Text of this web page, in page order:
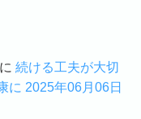
に続ける工夫が大切
に 2025年06月06日